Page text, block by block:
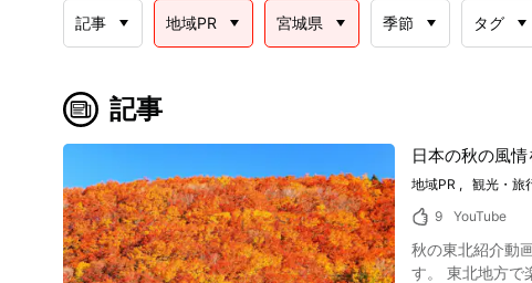
記事 地域PR 宮城県 季節 タグ
記事
日本の秋の風
地域PR
観光・旅
9
YouTube
秋の東北紹介動画について こちらの動画は「TOHOKU JAPAN」が公開した「Autumn
す。 東北地方で楽しめる秋の風景がたっぷりと詰まった約3分半の映像をお楽しみください。 東北の観光スポット「宮城県」の秋を紹介 写真：